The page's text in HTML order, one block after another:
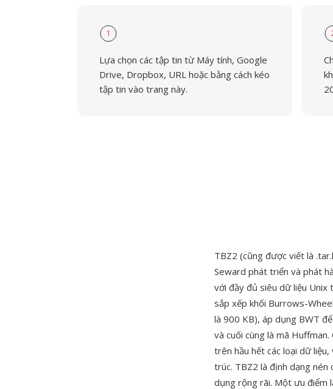
1
Lựa chọn các tập tin từ Máy tính, Google
Drive, Dropbox, URL hoặc bằng cách kéo
tập tin vào trang này.
TBZ2 (cũng được viết là
Seward phát triển và phát
với đầy đủ siêu dữ liệu Unix
sắp xếp khối Burrows-
là 900 KB), áp dụng BWT
và cuối cùng là mã
trên hầu hết các loại dữ
trúc. TBZ2 là định dạng nén
dụng rộng rãi. Một ưu điểm